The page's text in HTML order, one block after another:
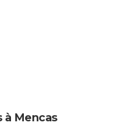
à Mencas